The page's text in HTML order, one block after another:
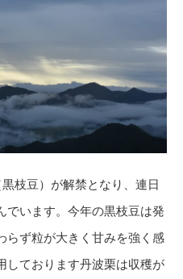
枝豆）が解禁となり、連日
でいます。今年の黒枝豆は発
らず粒が大きく甘みを強く感
しております丹波栗は収穫が